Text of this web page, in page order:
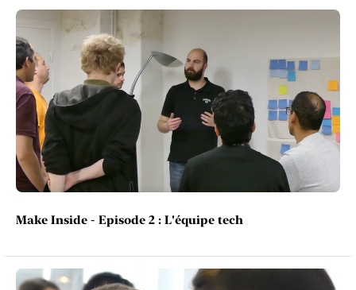
Make Inside - Episode 2 : L'équipe tech